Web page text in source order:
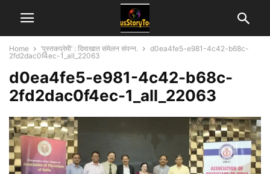
Home ‘पुस्तकप्रेमी’ : दिमाखात संमेलन संपन्न.
d0ea4fe5-e981-4c42-b68c-
2fd2dac0f4ec-1_all_22063
d0ea4fe5-e981-4c42-b68c-
2fd2dac0f4ec-1_all_22063